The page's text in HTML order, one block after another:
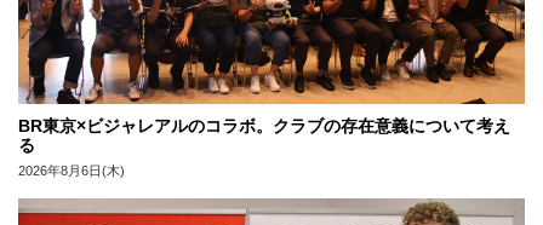
BR東京×ビジャレアルのコラボ。クラブの存在意義について考え
る
2026年8月6日(木)